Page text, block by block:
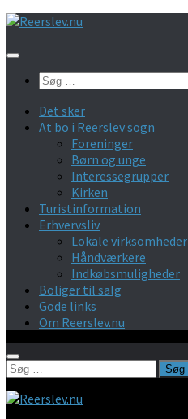
Skip
content
Søg
Det sker
At bo i Reerslev sogn
Foreninger
Børn og unge
Interessegrupper
Kirken
Turistinformation
Erhvervsliv
Lokale virksomheder
Håndværkere
Indkøbsmuligheder
Boliger til salg
Gode links
Om Reerslev.nu
Søg